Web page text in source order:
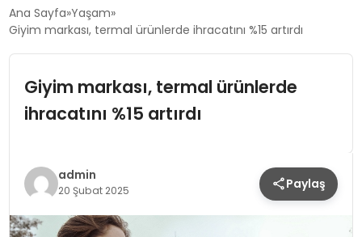
EKONOMI
MAGAZIN
SIYASET
Ana Sayfa Yaşam
Giyim markası, termal ürünlerde ihracatını %15 artırdı
Giyim markası, termal ürünlerde
ihracatını %15 artırdı
admin
20 Şubat 2025 Paylaş